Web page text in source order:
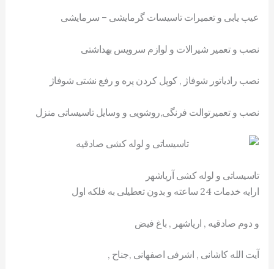
عیب یابی و تعمیرات تاسیسات گرمایشی – سرمایشی
نصب و تعمیر شیرالات و لوازم سرویس بهداشتی
نصب رادیاتور شوفاژ , کوپل کردن پره و رفع نشتی شوفاژ
نصب و تعمیرتوالت فرنگی,روشویی و وسایل تاسیساتی منزل
تاسیساتی و لوله کشی آریاشهر
ارایه خدمات 24 ساعته و بدون تعطیلی به فلکه اول
و دوم صادقیه , اریاشهر , باغ فیض
آیت الله کاشانی , اشرفی اصفهانی ,جناح ,